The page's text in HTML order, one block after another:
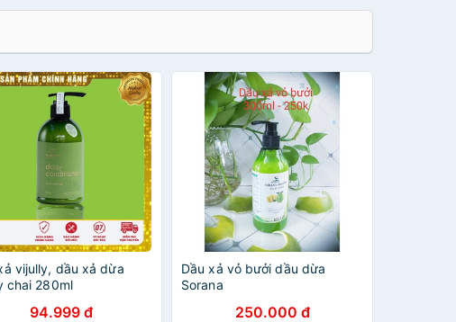
vijully, dầu xả dừa
chai 280ml
94.999 đ
Dầu xả vỏ bưởi dầu dừa
Sorana
250.000 đ